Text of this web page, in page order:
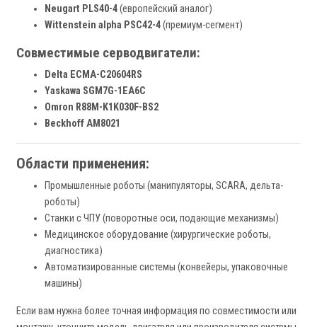
Neugart PLS40-4(европейский аналог)
Wittenstein alpha PSC42-4(премиум-сегмент)
Совместимые серводвигатели:
Delta ECMA-C20604RS
Yaskawa SGM7G-1EA6C
Omron R88M-K1K030F-BS2
Beckhoff AM8021
Области применения:
Промышленные роботы (манипуляторы, SCARA, дельта-
роботы)
Станки с ЧПУ (поворотные оси, подающие механизмы)
Медицинское оборудование (хирургические роботы,
диагностика)
Автоматизированные системы (конвейеры, упаковочные
машины)
Если вам нужна более точная информация по совместимости или